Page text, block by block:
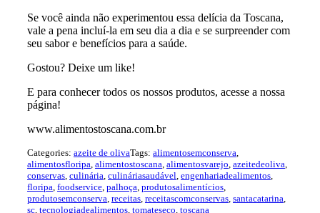
Se você ainda não experimentou essa delícia da Toscana,
vale a pena incluí-la em seu dia a dia e se surpreender com
seu sabor e benefícios para a saúde.
Gostou? Deixe um like!
E para conhecer todos os nossos produtos, acesse a nossa
página!
www.alimentostoscana.com.br
Categories: azeite de olivaTags: alimentosemconserva
alimentosfloripa alimentostoscana alimentosvarejo azeitedeoliva
conservas, culinária culináriasaudável engenhariadealimentos,
floripa foodservice, palhoça produtosalimentícios,
produtosemconserva receitas, receitascomconservas, santacatarina
sc, tecnologiadealimentos, tomateseco toscana